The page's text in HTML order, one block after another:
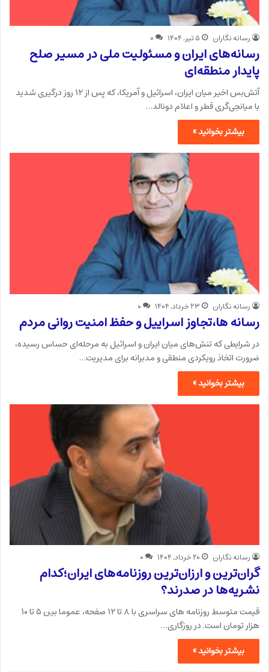
رسانه نگاران ۵ تیر, ۱۴۰۴ ۰
رسانه‌های ایران و مسئولیت ملی در مسیر صلح
پایدار منطقه‌ای
آتش‌بس اخیر میان ایران، اسرائیل و آمریکا، که پس از ۱۲ روز درگیری شدید
با میانجی‌گری قطر و اعلام دونالد…
بیشتر بخوانید »
رسانه نگاران ۲۳ خرداد, ۱۴۰۴ ۰
رسانه ها،تجاوز اسراییل و حفظ امنیت روانی مردم
در شرایطی که تنش‌های میان ایران و اسرائیل به مرحله‌ای حساس رسیده،
ضرورت اتخاذ رویکردی منطقی و مدبرانه برای مدیریت…
بیشتر بخوانید »
رسانه نگاران ۲۰ خرداد, ۱۴۰۴ ۰
گران‌ترین و ارزان‌ترین روزنامه‌های ایران؛کدام
نشریه‌ها در صدرند؟
قیمت متوسط روزنامه های سراسری با ۸ تا ۱۲ صفحه، عموما بین ۵ تا ۱۰
هزار تومان است. در روزگاری…
بیشتر بخوانید »